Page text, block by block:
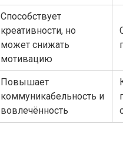
Способствует
креативности, но
может снижать
мотивацию
Повышает
коммуникабельность и
вовлечённость